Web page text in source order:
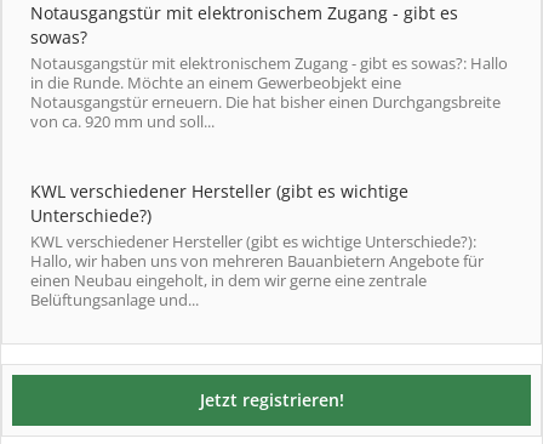
Notausgangstür mit elektronischem Zugang - gibt es
sowas?
Notausgangstür mit elektronischem Zugang - gibt es sowas?: Hallo
in die Runde. Möchte an einem Gewerbeobjekt eine
Notausgangstür erneuern. Die hat bisher einen Durchgangsbreite
von ca. 920 mm und soll...
KWL verschiedener Hersteller (gibt es wichtige
Unterschiede?)
KWL verschiedener Hersteller (gibt es wichtige Unterschiede?):
Hallo, wir haben uns von mehreren Bauanbietern Angebote für
einen Neubau eingeholt, in dem wir gerne eine zentrale
Belüftungsanlage und...
Jetzt registrieren!